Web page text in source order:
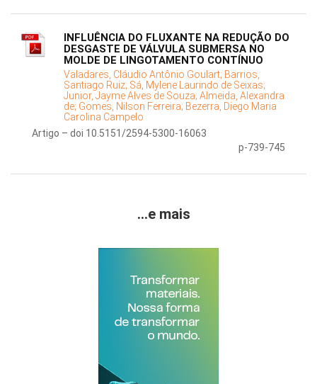
INFLUÊNCIA DO FLUXANTE NA REDUÇÃO DO
DESGASTE DE VÁLVULA SUBMERSA NO
MOLDE DE LINGOTAMENTO CONTÍNUO
Valadares, Cláudio Antônio Goulart; Barrios,
Santiago Ruiz; Sá, Mylene Laurindo de Seixas;
Junior, Jayme Alves de Souza; Almeida, Alexandra
de; Gomes, Nilson Ferreira; Bezerra, Diego Maria
Carolina Campelo
Artigo – doi 10.5151/2594-5300-16063
p-739-745
...e mais